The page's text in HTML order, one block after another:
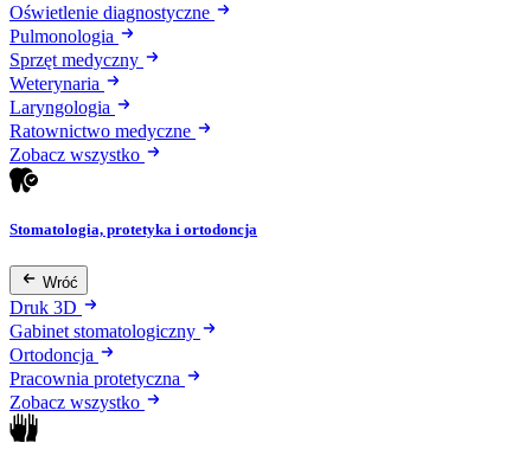
Oświetlenie diagnostyczne
Pulmonologia
Sprzęt medyczny
Weterynaria
Laryngologia
Ratownictwo medyczne
Zobacz wszystko
Stomatologia, protetyka i ortodoncja
Wróć
Druk 3D
Gabinet stomatologiczny
Ortodoncja
Pracownia protetyczna
Zobacz wszystko